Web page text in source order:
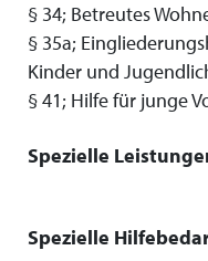
§ 34; Betreutes
§ 35a;
Kinder und
§ 41; Hilfe für junge
Spezielle
Spezielle